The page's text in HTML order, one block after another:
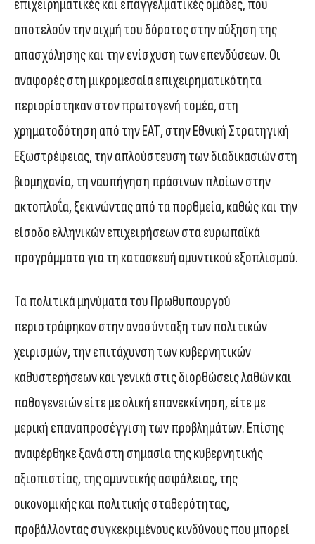
επιχειρηματικές και επαγγελματικές ομάδες, που
αποτελούν την αιχμή του δόρατος στην αύξηση της
απασχόλησης και την ενίσχυση των επενδύσεων. Οι
αναφορές στη μικρομεσαία επιχειρηματικότητα
περιορίστηκαν στον πρωτογενή τομέα, στη
χρηματοδότηση από την ΕΑΤ, στην Εθνική Στρατηγική
Εξωστρέφειας, την απλούστευση των διαδικασιών στη
βιομηχανία, τη ναυπήγηση πράσινων πλοίων στην
ακτοπλοΐα, ξεκινώντας από τα πορθμεία, καθώς και την
είσοδο ελληνικών επιχειρήσεων στα ευρωπαϊκά
προγράμματα για τη κατασκευή αμυντικού εξοπλισμού.
Τα πολιτικά μηνύματα του Πρωθυπουργού
περιστράφηκαν στην ανασύνταξη των πολιτικών
χειρισμών, την επιτάχυνση των κυβερνητικών
καθυστερήσεων και γενικά στις διορθώσεις λαθών και
παθογενειών είτε µε ολική επανεκκίνηση, είτε με
μερική επαναπροσέγγιση των προβλημάτων. Επίσης
αναφέρθηκε ξανά στη σημασία της κυβερνητικής
αξιοπιστίας, της αμυντικής ασφάλειας, της
οικονομικής και πολιτικής σταθερότητας,
προβάλλοντας συγκεκριμένους κινδύνους που μπορεί